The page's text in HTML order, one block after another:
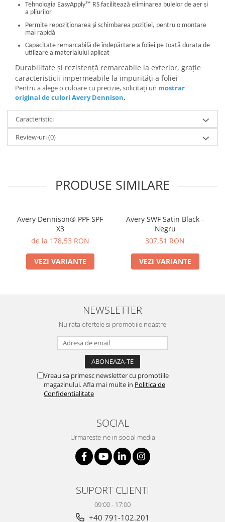
Tehnologia EasyApply™ RS facilitează eliminarea bulelor de aer și
a pliurilor
Permite repoziționarea și schimbarea poziției, pentru o montare
mai rapidă
Capacitate remarcabilă de îndepărtare a foliei pe toată durata de
utilizare a materialului aplicat
Durabilitate și rezistență remarcabile la exterior, grație
caracteristicii impermeabile la impurități a foliei
Pentru a alege o culoare cu precizie, solicitați un mostrar
original de culori Avery Dennison.
Caracteristici
Review-uri(0)
PRODUSE SIMILARE
Avery Dennison® PPF SPF
X3
de la 178,53 RON
VEZI VARIANTE
Avery SWF Satin Black -
Negru
307,51 RON
VEZI VARIANTE
NEWSLETTER
Nu rata ofertele si promotiile noastre
Vreau sa primesc newsletter cu promotiile
magazinului. Afla mai multe in Politica de
Confidentialitate
SOCIAL
Urmareste-ne in social media
SUPORT CLIENTI
09:00 - 17:00
+40 791-102.201